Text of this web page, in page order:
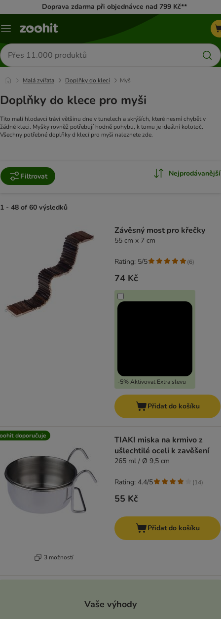
Doprava zdarma při objednávce nad 799 Kč**
Menu
Hledat
produkty
Malá zvířata Doplňky do klecí Myš
Doplňky do klece pro myši
Tito malí hlodavci tráví většinu dne v tunelech a skrýších, které nesmí chybět v
žádné kleci. Myšky rovněž potřebují hodně pohybu, k tomu je ideální kolotoč.
Všechny potřebné doplňky d klecí pro myši naleznete zde.
Filtrovat Nejprodávanější
1 - 48 of 60 výsledků
Závěsný most pro křečky
55 cm x 7 cm
74 Kč
-5% Aktivovat Extra slevu
Rating: 5/5 (6)
Přidat do košíku
doporučuje
3 možností
TIAKI miska na krmivo z
ušlechtilé oceli k zavěšení
265 ml / Ø 9,5 cm
55 Kč
Rating: 4.4/5 (14)
Přidat do košíku
Vaše výhody